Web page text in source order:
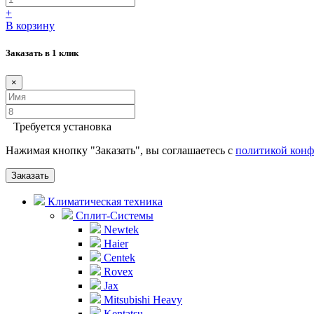
+
В корзину
Заказать в 1 клик
×
Требуется установка
Нажимая кнопку "Заказать", вы соглашаетесь с политикой
Заказать
Климатическая техника
Сплит-Системы
Newtek
Haier
Centek
Rovex
Jax
Mitsubishi Heavy